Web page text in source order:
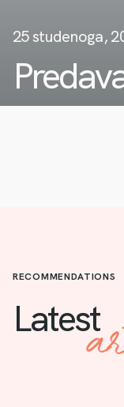
25 studenoga,
RECOMMENDATIONS
Latest